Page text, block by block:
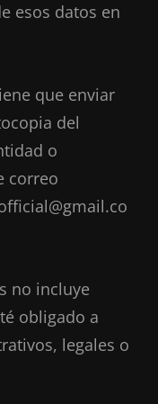
esos datos en
que enviar
del
o
correo
no incluye
obligado a
legales o